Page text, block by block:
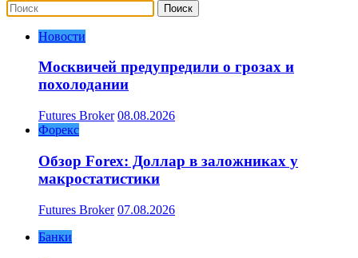
Новости
Москвичей предупредили о грозах и
похолодании
Futures Broker 08.08.2026
Форекс
Обзор Forex: Доллар в заложниках у
макростатистики
Futures Broker 07.08.2026
Банки